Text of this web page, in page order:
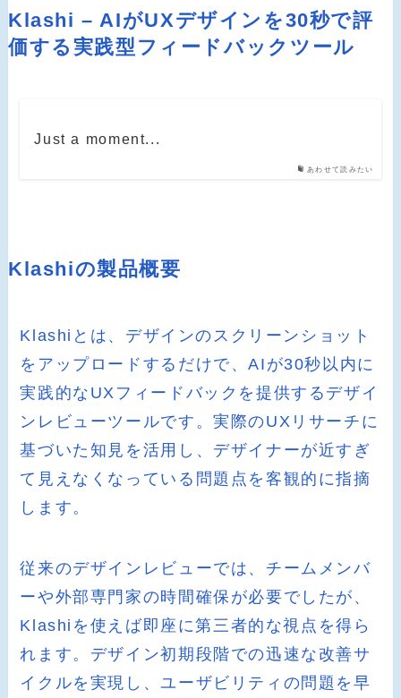
Klashi – AIがUXデザインを30秒で評
価する実践型フィードバックツール
あわせて読みたい
Just a moment...
Klashiの製品概要
Klashiとは、デザインのスクリーンショット
をアップロードするだけで、AIが30秒以内に
実践的なUXフィードバックを提供するデザイ
ンレビューツールです。実際のUXリサーチに
基づいた知見を活用し、デザイナーが近すぎ
て見えなくなっている問題点を客観的に指摘
します。
従来のデザインレビューでは、チームメンバ
ーや外部専門家の時間確保が必要でしたが、
Klashiを使えば即座に第三者的な視点を得ら
れます。デザイン初期段階での迅速な改善サ
イクルを実現し、ユーザビリティの問題を早